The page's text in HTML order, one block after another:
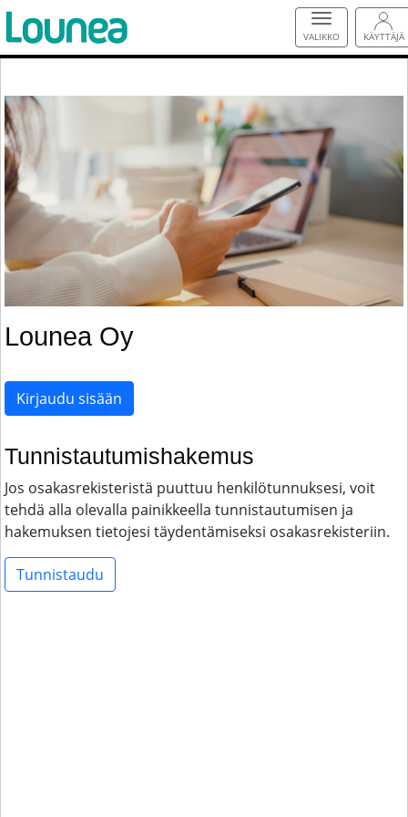
VALIKKO KÄYTTÄJÄ
Lounea Oy
Kirjaudu sisään
Tunnistautumishakemus
Jos osakasrekisteristä puuttuu henkilötunnuksesi, voit
tehdä alla olevalla painikkeella tunnistautumisen ja
hakemuksen tietojesi täydentämiseksi osakasrekisteriin.
Tunnistaudu